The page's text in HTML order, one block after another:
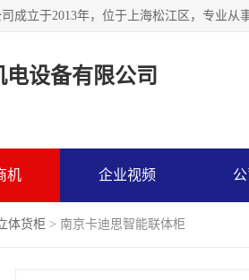
设备有限公司
机 企业视频
体货柜 > 南京卡迪思智能联体柜